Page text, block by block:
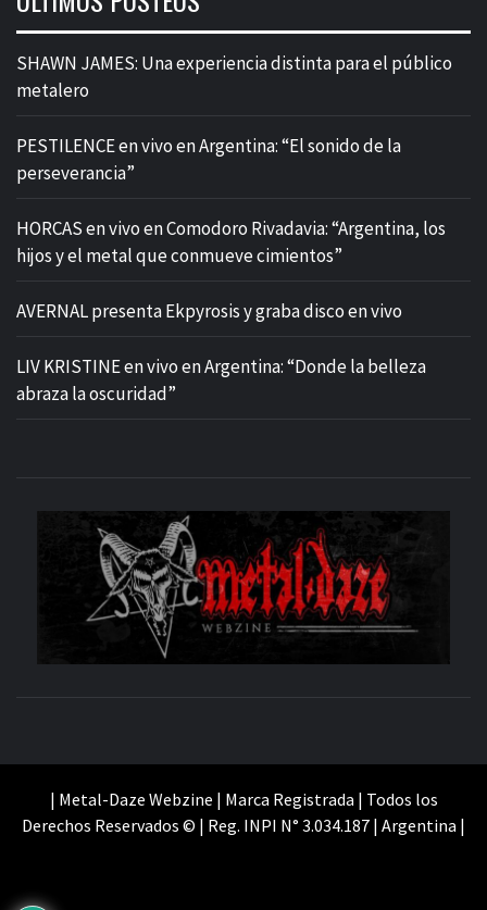
SHAWN JAMES: Una experiencia distinta para el público
metalero
PESTILENCE en vivo en Argentina: “El sonido de la
perseverancia”
HORCAS en vivo en Comodoro Rivadavia: “Argentina, los
hijos y el metal que conmueve cimientos”
AVERNAL presenta Ekpyrosis y graba disco en vivo
LIV KRISTINE en vivo en Argentina: “Donde la belleza
abraza la oscuridad”
| Metal-Daze Webzine | Marca Registrada | Todos los
Derechos Reservados © | Reg. INPI N° 3.034.187 | Argentina |